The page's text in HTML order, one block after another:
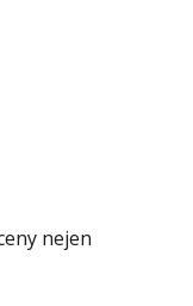
nejen